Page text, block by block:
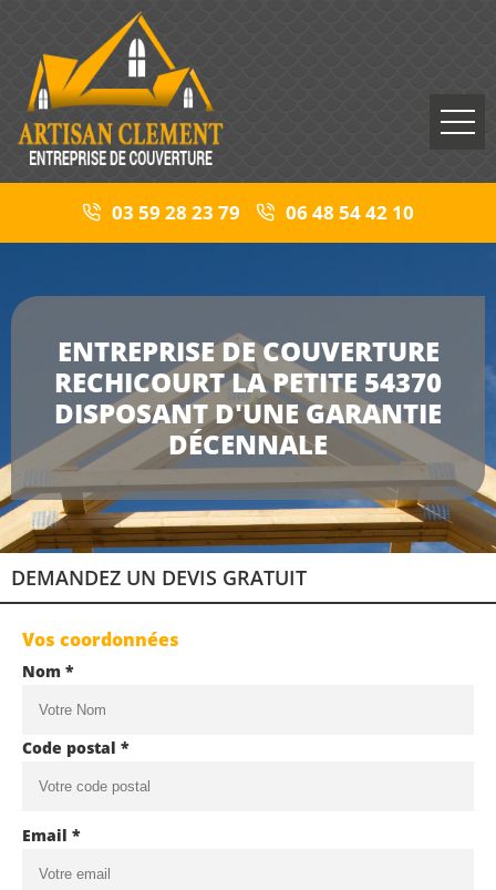
03 59 28 23 79 06 48 54 42 10
ENTREPRISE DE COUVERTURE
RECHICOURT LA PETITE 54370
DISPOSANT D'UNE GARANTIE
DÉCENNALE
DEMANDEZ UN DEVIS GRATUIT
Vos coordonnées
Nom *
Code postal *
Email *